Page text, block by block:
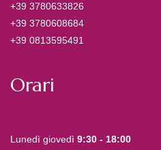
+39 3780633826
+39 3780608684
+39 0813595491
Orari
Lunedì giovedì 9:30 - 18:00